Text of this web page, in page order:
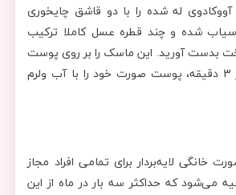
له شده را با دو قاشق چایخوری
شده و چند قطره عسل کاملا ترکیب
بدست آورید. این ماسک را بر روی پوست
خود مالیده و بعد از 3 دقیقه، پوست صورت خود را با آب ولرم
خانگی لایه‌بردار برای تمامی افراد مجاز
می‌شود که حداکثر سه بار در ماه از این